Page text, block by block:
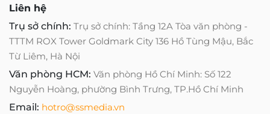
Liên hệ
Trụ sở chính: Trụ sở chính: Tầng 12A Tòa văn phòng -
TTTM ROX Tower Goldmark City 136 Hồ Tùng Mậu, Bắc
Từ Liêm, Hà Nội
Văn phòng HCM: Văn phòng Hồ Chí Minh: Số 122
Nguyễn Hoàng, phường Bình Trưng, TP.Hồ Chí Minh
Email: hotro@ssmedia.vn